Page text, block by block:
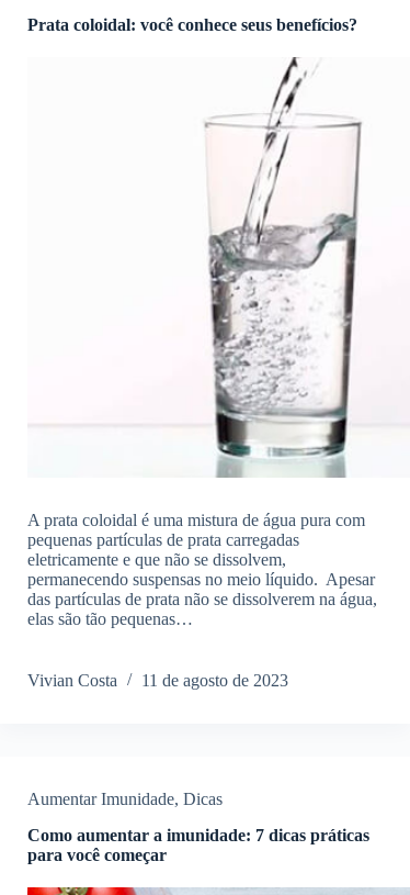
Prata coloidal: você conhece seus benefícios?
A prata coloidal é uma mistura de água pura com
pequenas partículas de prata carregadas
eletricamente e que não se dissolvem,
permanecendo suspensas no meio líquido. Apesar
das partículas de prata não se dissolverem na água,
elas são tão pequenas…
Vivian Costa 11 de agosto de 2023
Aumentar Imunidade,Dicas
Como aumentar a imunidade: 7 dicas práticas
para você começar